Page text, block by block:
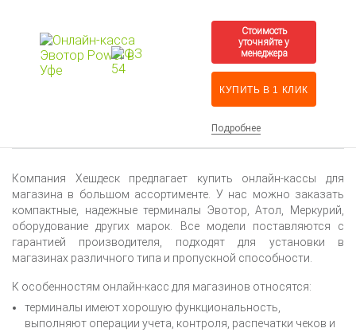
КУПИТЬ В 1 КЛИК
Подробнее
Компания Хешдеск предлагает купить онлайн-кассы для
магазина в большом ассортименте. У нас можно заказать
компактные, надежные терминалы Эвотор, Атол, Меркурий,
оборудование других марок. Все модели поставляются с
гарантией производителя, подходят для установки в
магазинах различного типа и пропускной способности.
К особенностям онлайн-касс для магазинов относятся:
терминалы имеют хорошую функциональность,
выполняют операции учета, контроля, распечатки чеков и